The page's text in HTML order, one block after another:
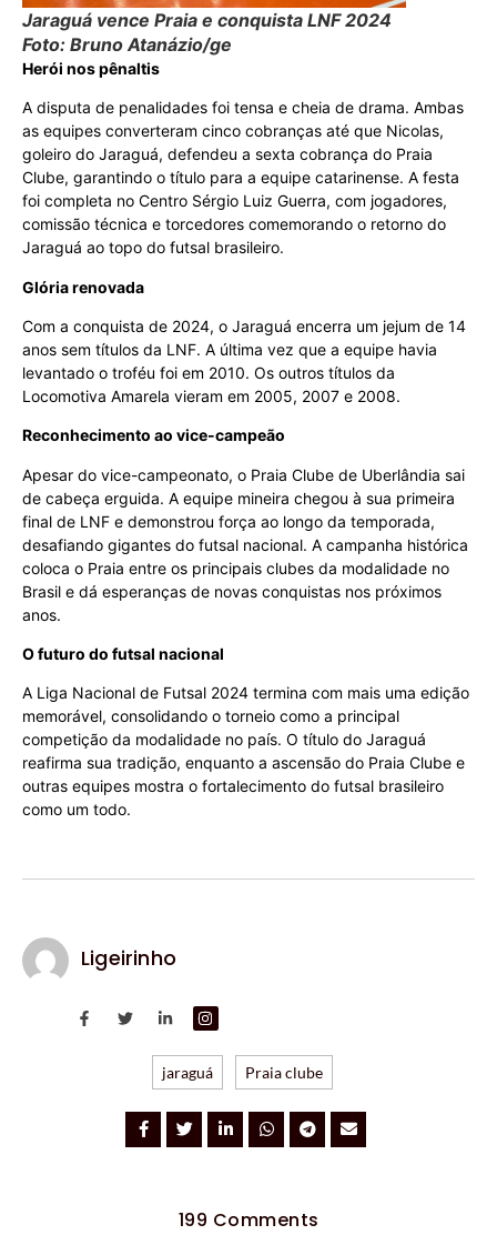
Jaraguá vence Praia e conquista LNF 2024
Foto: Bruno Atanázio/ge
Herói nos pênaltis
A disputa de penalidades foi tensa e cheia de drama. Ambas
as equipes converteram cinco cobranças até que Nicolas,
goleiro do Jaraguá, defendeu a sexta cobrança do Praia
Clube, garantindo o título para a equipe catarinense. A festa
foi completa no Centro Sérgio Luiz Guerra, com jogadores,
comissão técnica e torcedores comemorando o retorno do
Jaraguá ao topo do futsal brasileiro.
Glória renovada
Com a conquista de 2024, o Jaraguá encerra um jejum de 14
anos sem títulos da LNF. A última vez que a equipe havia
levantado o troféu foi em 2010. Os outros títulos da
Locomotiva Amarela vieram em 2005, 2007 e 2008.
Reconhecimento ao vice-campeão
Apesar do vice-campeonato, o Praia Clube de Uberlândia sai
de cabeça erguida. A equipe mineira chegou à sua primeira
final de LNF e demonstrou força ao longo da temporada,
desafiando gigantes do futsal nacional. A campanha histórica
coloca o Praia entre os principais clubes da modalidade no
Brasil e dá esperanças de novas conquistas nos próximos
anos.
O futuro do futsal nacional
A Liga Nacional de Futsal 2024 termina com mais uma edição
memorável, consolidando o torneio como a principal
competição da modalidade no país. O título do Jaraguá
reafirma sua tradição, enquanto a ascensão do Praia Clube e
outras equipes mostra o fortalecimento do futsal brasileiro
como um todo.
Ligeirinho
jaraguá Praia clube
199 Comments